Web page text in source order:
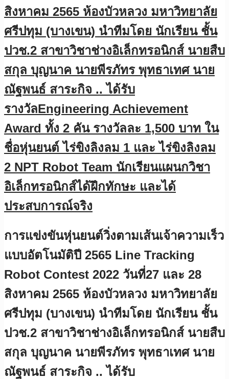
สิงหาคม 2565 ห้องบัวหลวง มหาวิทยาลัย
ศรีปทุม (บางเขน) นำทีมโดย นักเรียน ชั้น
ปวช.2 สาขาวิชาช่างอิเล็กทรอนิกส์ นายสืบ
สกุล บุญนาค นายพีรภัทร พุทธาเทศ นาย
ณัฐพนธ์ สาระกิจ .. ได้รับ
รางวัลEngineering Achievement
Award ทั้ง 2 คัน รางวัลละ 1,500 บาท ใน
ชื่อหุ่นยนต์ ไร่ขิงลิงลม 1 และ ไร่ขิงลิงลม
2 NPT Robot Team นักเรียนแผนกวิชา
อิเล็กทรอนิกส์ได้ฝึกทักษะ และได้
ประสบการณ์จริง
การแข่งขันหุ่นยนต์วิ่งตามเส้นเจ้าความเร็ว
แบบอัตโนมัติปี 2565 Line Tracking
Robot Contest 2022 วันที่27 และ 28
สิงหาคม 2565 ห้องบัวหลวง มหาวิทยาลัย
ศรีปทุม (บางเขน) นำทีมโดย นักเรียน ชั้น
ปวช.2 สาขาวิชาช่างอิเล็กทรอนิกส์ นายสืบ
สกุล บุญนาค นายพีรภัทร พุทธาเทศ นาย
ณัฐพนธ์ สาระกิจ .. ได้รับ